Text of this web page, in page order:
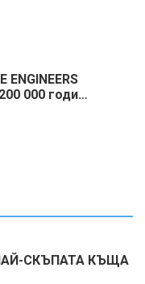
ENGINEERS
000 годи…
СКЪПАТА КЪЩА